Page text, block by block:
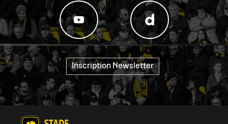
Inscription Newsletter "